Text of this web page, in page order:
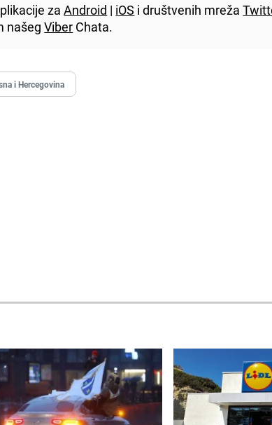
zaAndroid | iOS i društvenih mreža
našegViber Chata.
i Hercegovina